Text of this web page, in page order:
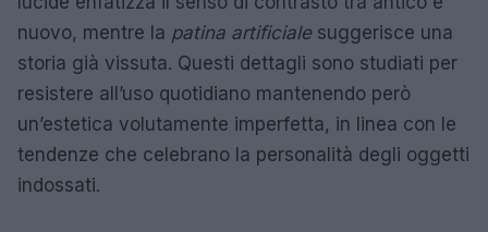
nuovo, mentre la patina artificialesuggerisce una
storia già vissuta. Questi dettagli sono studiati per
resistere all’uso quotidiano mantenendo però
un’estetica volutamente imperfetta, in linea con le
tendenze che celebrano la personalità degli oggetti
indossati.